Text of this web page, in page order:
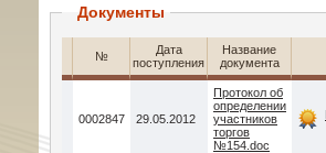
Документы
№
Дата
поступления
Название
документа
0002847 29.05.2012
Протокол об
определении
участников
торгов
№154.doc